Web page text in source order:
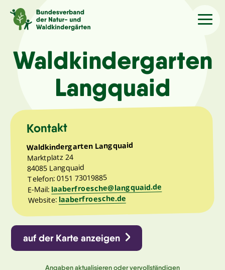
Sprache/Language
Über uns
Kindergärten
Angebote
Kontakt
Waldkindergarten
Langquaid
Kontakt
Waldkindergarten Langquaid
Marktplatz 24
84085 Langquaid
Telefon: 0151 73019885
E-Mail: laaberfroesche@langquaid.de
Website: laaberfroesche.de
auf der Karte anzeigen
Angaben aktualisieren oder vervollständigen